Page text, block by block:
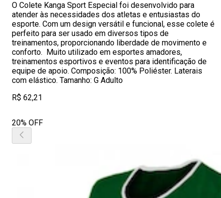
O Colete Kanga Sport Especial foi desenvolvido para
atender às necessidades dos atletas e entusiastas do
esporte. Com um design versátil e funcional, esse colete é
perfeito para ser usado em diversos tipos de
treinamentos, proporcionando liberdade de movimento e
conforto. Muito utilizado em esportes amadores,
treinamentos esportivos e eventos para identificação de
equipe de apoio. Composição: 100% Poliéster. Laterais
com elástico. Tamanho: G Adulto
R$ 62,21
20% OFF